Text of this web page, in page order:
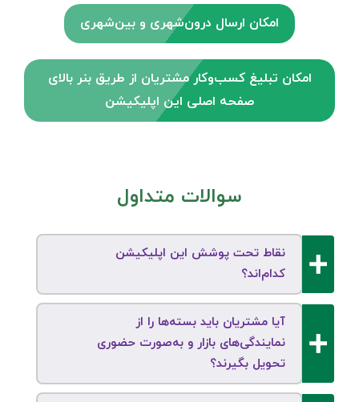
امکان ارسال درون‌شهری و بین‌شهری
امکان تبلیغ کسب‌وکار مشتریان از طریق بنر بالای
صفحه اصلی این اپلیکیشن
سوالات متداول
نقاط تحت پوشش این اپلیکیشن
کدام‌اند؟
آیا مشتریان باید بسته‌ها را از
نمایندگی‌های بازار و به‌صورت حضوری
تحویل بگیرند؟